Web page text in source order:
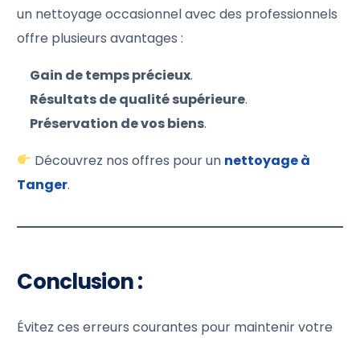
un nettoyage occasionnel avec des professionnels
offre plusieurs avantages :
Gain de temps précieux.
Résultats de qualité supérieure.
Préservation de vos biens.
Découvrez nos offres pour un nettoyage à
Tanger.
Conclusion :
Évitez ces erreurs courantes pour maintenir votre